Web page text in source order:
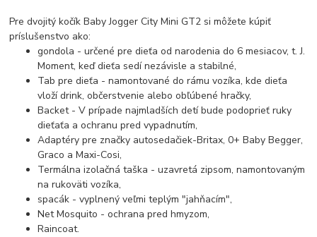
Pre dvojitý kočík Baby Jogger City Mini GT2 si môžete kúpiť
príslušenstvo ako:
gondola - určené pre dieťa od narodenia do 6 mesiacov, t. J.
Moment, keď dieťa sedí nezávisle a stabilné,
Tab pre dieťa - namontované do rámu vozíka, kde dieťa
vloží drink, občerstvenie alebo obľúbené hračky,
Backet - V prípade najmladších detí bude podoprieť ruky
dieťaťa a ochranu pred vypadnutím,
Adaptéry pre značky autosedačiek-Britax, 0+ Baby Begger,
Graco a Maxi-Cosi,
Termálna izolačná taška - uzavretá zipsom, namontovaným
na rukoväti vozíka,
spacák - vyplnený veľmi teplým "jahňacím",
Net Mosquito - ochrana pred hmyzom,
Raincoat.